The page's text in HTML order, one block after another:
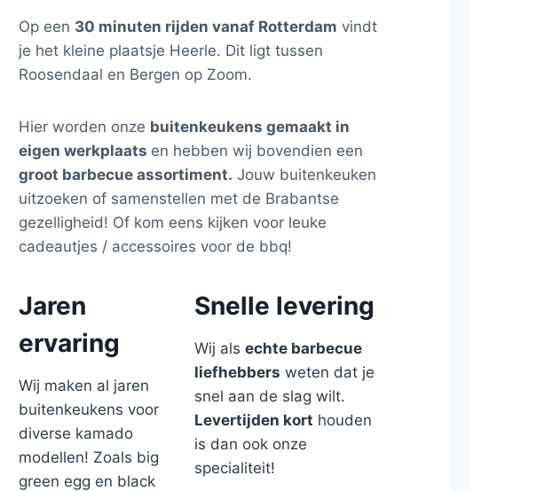
Op een 30 minuten rijden vanaf Rotterdam vindt
je het kleine plaatsje Heerle. Dit ligt tussen
Roosendaal en Bergen op Zoom.
Hier worden onze buitenkeukens gemaakt in
eigen werkplaats en hebben wij bovendien een
groot barbecue assortiment. Jouw buitenkeuken
uitzoeken of samenstellen met de Brabantse
gezelligheid! Of kom eens kijken voor leuke
cadeautjes / accessoires voor de bbq!
Jaren
ervaring
Wij maken al jaren
buitenkeukens voor
diverse kamado
modellen! Zoals big
green egg en black
Snelle levering
Wij alsechte barbecue
liefhebbers weten dat je
snel aan de slag wilt.
Levertijden kort houden
is dan ook onze
specialiteit!